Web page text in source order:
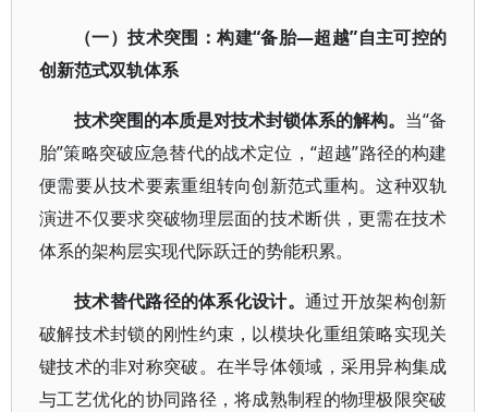
（一）技术突围：构建“备胎—超越”自主可控的
创新范式双轨体系
技术突围的本质是对技术封锁体系的解构。 当“备
胎”策略突破应急替代的战术定位，“超越”路径的构建
便需要从技术要素重组转向创新范式重构。这种双轨
演进不仅要求突破物理层面的技术断供，更需在技术
体系的架构层实现代际跃迁的势能积累。
技术替代路径的体系化设计。通过开放架构创新
破解技术封锁的刚性约束，以模块化重组策略实现关
键技术的非对称突破。在半导体领域，采用异构集成
与工艺优化的协同路径，将成熟制程的物理极限突破